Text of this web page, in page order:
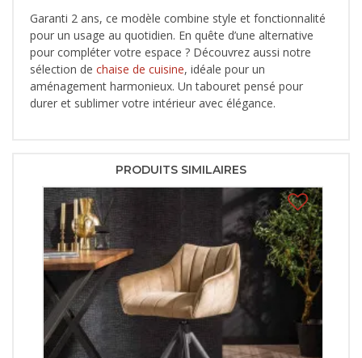
Garanti 2 ans, ce modèle combine style et fonctionnalité
pour un usage au quotidien. En quête d’une alternative
pour compléter votre espace ? Découvrez aussi notre
sélection de chaise de cuisine, idéale pour un
aménagement harmonieux. Un tabouret pensé pour
durer et sublimer votre intérieur avec élégance.
PRODUITS SIMILAIRES